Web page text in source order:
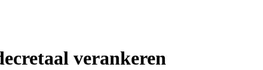
verankeren